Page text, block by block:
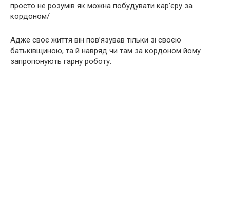
просто не розумів як можна побудувати кар’єру за
кордоном/
Aдже своє життя він пов’язував тільки зі своєю
батьківщиною, та й навряд чи там за кордоном йому
запропонують гарну роботу.